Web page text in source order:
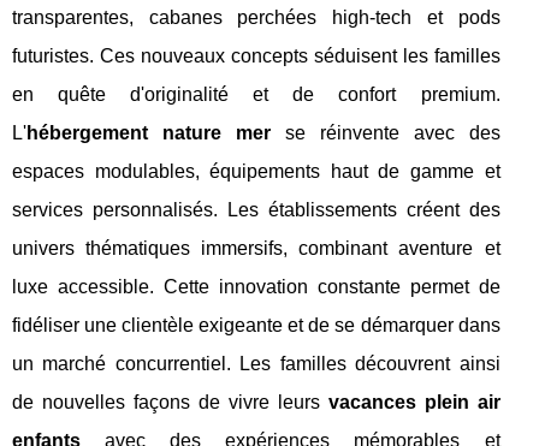
transparentes, cabanes perchées high-tech et pods
futuristes. Ces nouveaux concepts séduisent les familles
en quête d'originalité et de confort premium.
L'hébergement nature merse réinvente avec des
espaces modulables, équipements haut de gamme et
services personnalisés. Les établissements créent des
univers thématiques immersifs, combinant aventure et
luxe accessible. Cette innovation constante permet de
fidéliser une clientèle exigeante et de se démarquer dans
un marché concurrentiel. Les familles découvrent ainsi
de nouvelles façons de vivre leurs vacances plein air
enfants avec des expériences mémorables et